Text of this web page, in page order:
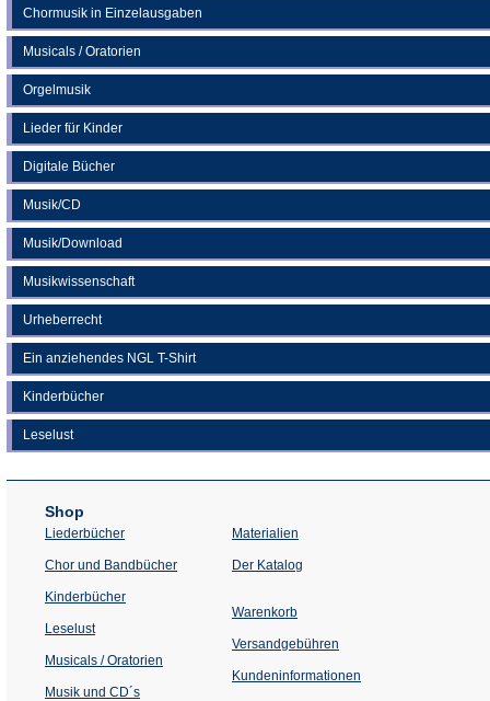
Chormusik in Einzelausgaben
Musicals / Oratorien
Orgelmusik
Lieder für Kinder
Digitale Bücher
Musik/CD
Musik/Download
Musikwissenschaft
Urheberrecht
Ein anziehendes NGL T-Shirt
Kinderbücher
Leselust
Shop
Liederbücher
Chor und Bandbücher
Kinderbücher
Leselust
Musicals / Oratorien
Musik und CD´s
Materialien
Der Katalog
Warenkorb
Versandgebühren
Kundeninformationen